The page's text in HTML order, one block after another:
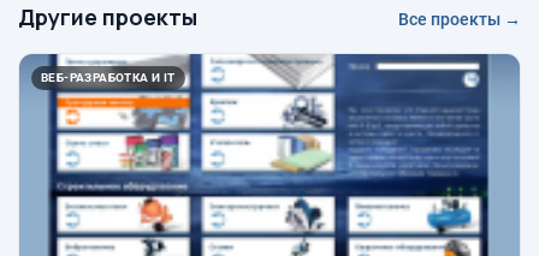
Другие проекты Все проекты →
ВЕБ-РАЗРАБОТКА И IT